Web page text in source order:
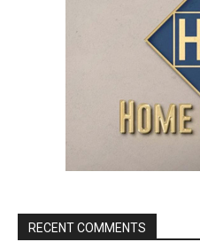
RECENT COMMENTS